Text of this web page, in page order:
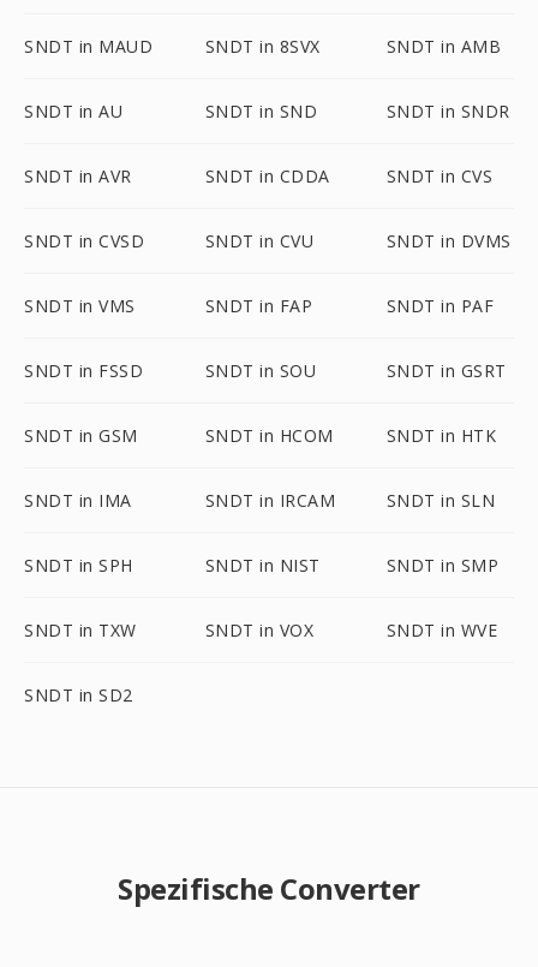
SNDT in MAUD SNDT in 8SVX SNDT in AMB
SNDT in AU SNDT in SND SNDT in SNDR
SNDT in AVR SNDT in CDDA SNDT in CVS
SNDT in CVSD SNDT in CVU SNDT in DVMS
SNDT in VMS SNDT in FAP SNDT in PAF
SNDT in FSSD SNDT in SOU SNDT in GSRT
SNDT in GSM SNDT in HCOM SNDT in HTK
SNDT in IMA SNDT in IRCAM SNDT in SLN
SNDT in SPH SNDT in NIST SNDT in SMP
SNDT in TXW SNDT in VOX SNDT in WVE
SNDT in SD2
Spezifische Converter